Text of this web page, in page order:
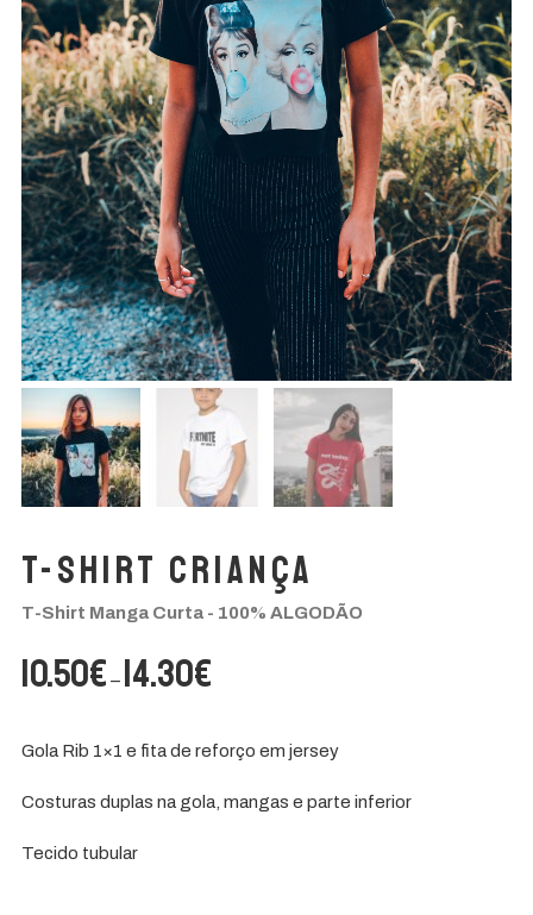
Portes Grátis
Para encomendas superiores a 60€
T-Shirt Criança
T-Shirt Manga Curta - 100% ALGODÃO
10.50€ – 14.30€Price
range:
through
Gola Rib 1×1 e fita de reforço em jersey
Costuras duplas na gola, mangas e parte inferior
Tecido tubular